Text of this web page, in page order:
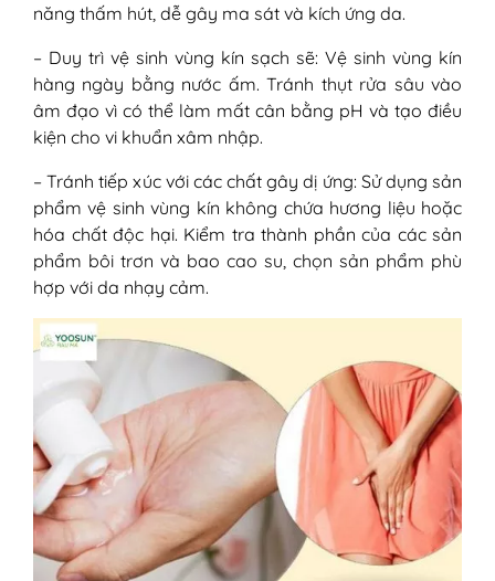
năng thấm hút, dễ gây ma sát và kích ứng da.
– Duy trì vệ sinh vùng kín sạch sẽ: Vệ sinh vùng kín
hàng ngày bằng nước ấm. Tránh thụt rửa sâu vào
âm đạo vì có thể làm mất cân bằng pH và tạo điều
kiện cho vi khuẩn xâm nhập.
– Tránh tiếp xúc với các chất gây dị ứng: Sử dụng sản
phẩm vệ sinh vùng kín không chứa hương liệu hoặc
hóa chất độc hại. Kiểm tra thành phần của các sản
phẩm bôi trơn và bao cao su, chọn sản phẩm phù
hợp với da nhạy cảm.